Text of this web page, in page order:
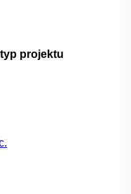
projektu